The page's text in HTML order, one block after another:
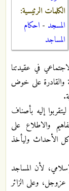
الكلمات الرئيسية:
المسجد - احكام
المساجد
في عقيدتنا
والقادرة على خوض
إليه بأصناف
والاطلاع على
الأحداث وليأخذ
لأن المساجد
وعلى الزائر